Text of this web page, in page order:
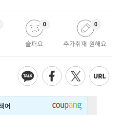
슬퍼요
0
추가취재 원해요
0